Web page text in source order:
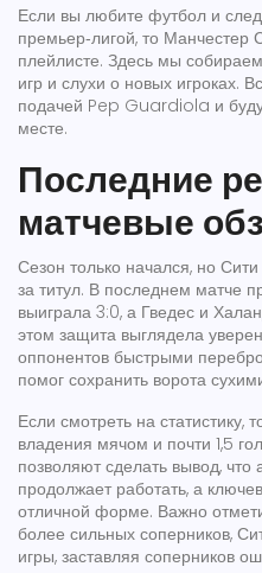
Если вы любите футбол и
премьер‑лигой, то
плейлисте. Здесь мы
игр и слухи о новых игроках.
подачей Pep Guardiola и
месте.
Последние
матчевые
Сезон только начался, но
за титул. В последнем матче
выиграла 3:0, а Гведес и
этом защита выглядела
оппонентов быстрыми
помог сохранить ворота
Если смотреть на статистику,
владения мячом и почти 1,5
позволяют сделать вывод,
продолжает работать, а
отличной форме. Важно
более сильных соперников,
игры, заставляя соперников